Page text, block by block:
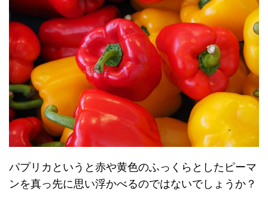
パプリカというと赤や黄色のふっくらとしたピーマ
ンを真っ先に思い浮かべるのではないでしょうか？